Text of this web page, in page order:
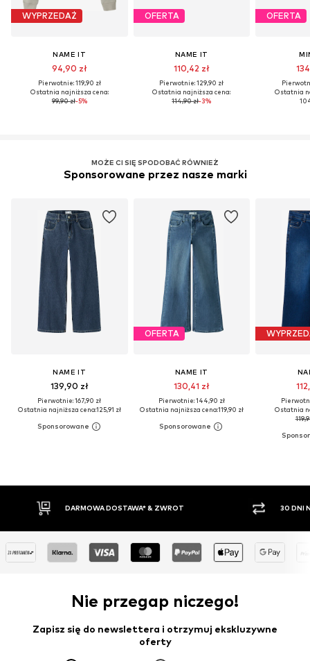
WYPRZEDAŻ
NAME IT
94,90 zł
Pierwotnie: 119,90 zł
Ostatnia najniższa cena:
99,90 zł-5%
OFERTA
NAME IT
110,42 zł
Pierwotnie: 129,90 zł
Ostatnia najniższa cena:
114,90 zł-3%
OFERTA
Ostatnia
MOŻE CI SIĘ SPODOBAĆ RÓWNIEŻ
Sponsorowane przez nasze marki
NAME IT
139,90 zł
Pierwotnie: 167,90 zł
Ostatnia najniższa cena:125,91 zł
OFERTA
NAME IT
130,41 zł
Pierwotnie: 144,90 zł
Ostatnia najniższa cena:119,90 zł
Ostatnia
30 DNI NA ZWROT TOWARU
Nie przegap niczego!
Zapisz się do newslettera i otrzymuj ekskluzywne
oferty